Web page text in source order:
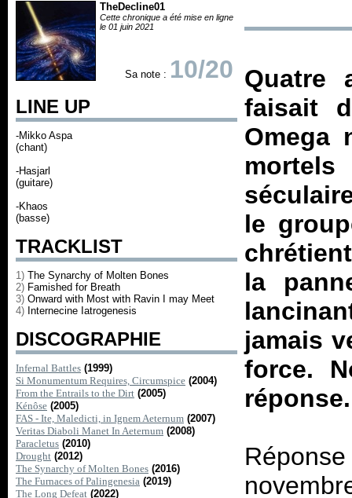
TheDecline01
Cette chronique a été mise en ligne
le 01 juin 2021
Sa note : 10/20
LINE UP
-Mikko Aspa
(chant)
-Hasjarl
(guitare)
-Khaos
(basse)
TRACKLIST
1) The Synarchy of Molten Bones
2) Famished for Breath
3) Onward with Most with Ravin I may Meet
4) Internecine Iatrogenesis
DISCOGRAPHIE
Infernal Battles (1999)
Si Monumentum Requires, Circumspice (2004)
From the Entrails to the Dirt (2005)
Kénôse (2005)
FAS - Ite, Maledicti, in Ignem Aeternum (2007)
Veritas Diaboli Manet In Aeternum (2008)
Paracletus (2010)
Drought (2012)
The Synarchy of Molten Bones (2016)
The Furnaces of Palingenesia (2019)
The Long Defeat (2022)
Quatre
faisait
Omega
le
la
jamais
force.
réponse.